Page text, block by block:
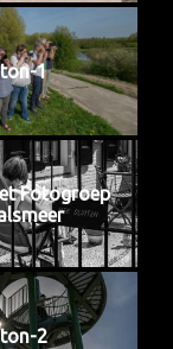
ton-1
Fotogroep
ton-2